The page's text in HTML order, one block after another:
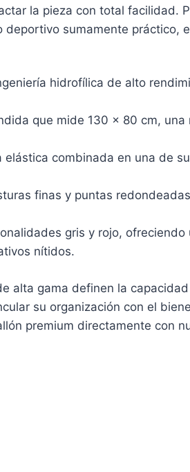
la pieza con total facilidad.
sumamente
hidrofílica de alto
que mide 130 x 80 cm,
elástica combinada en una de
finas y puntas
gris y rojo,
nítidos.
alta gama definen la
su organización con el
premium directamente con